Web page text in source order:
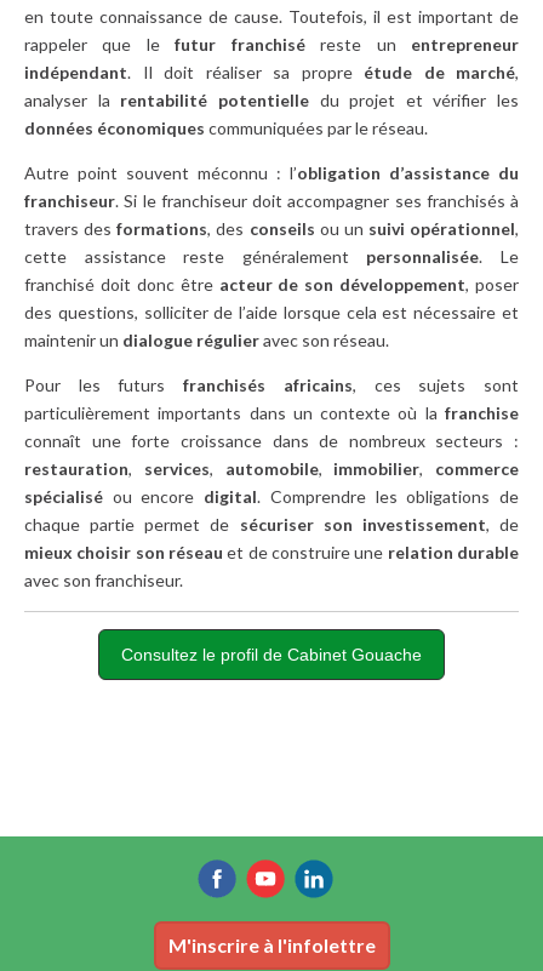
en toute connaissance de cause. Toutefois, il est important de
rappeler que lefutur franchiséreste un entrepreneur
indépendant. Il doit réaliser sa propre étude de marché,
analyser la rentabilité potentielledu projet et vérifier les
données économiques communiquées par le réseau.
Autre point souvent méconnu : l’obligation d’assistance du
franchiseur. Si le franchiseur doit accompagner ses franchisés à
travers desformations, des conseils ou un suivi opérationnel,
cette assistance reste généralement personnalisée. Le
franchisé doit donc être acteur de son développement, poser
des questions, solliciter de l’aide lorsque cela est nécessaire et
maintenir un dialogue régulieravec son réseau.
Pour les futursfranchisés africains, ces sujets sont
particulièrement importants dans un contexte où la franchise
connaît une forte croissance dans de nombreux secteurs :
restauration, services, automobile, immobilier, commerce
spécialisé ou encore digital. Comprendre les obligations de
chaque partie permet de sécuriser son investissement, de
mieux choisir son réseau et de construire une relation durable
avec son franchiseur.
Consultez le profil de Cabinet Gouache
M'inscrire à l'infolettre